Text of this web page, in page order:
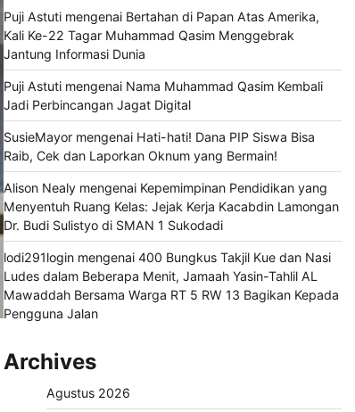
Puji Astutimengenai Bertahan di Papan Atas Amerika,
Kali Ke-22 Tagar Muhammad Qasim Menggebrak
Jantung Informasi Dunia
Puji Astutimengenai Nama Muhammad Qasim Kembali
Jadi Perbincangan Jagat Digital
SusieMayormengenai Hati-hati! Dana PIP Siswa Bisa
Raib, Cek dan Laporkan Oknum yang Bermain!
Alison Nealymengenai Kepemimpinan Pendidikan yang
Menyentuh Ruang Kelas: Jejak Kerja Kacabdin Lamongan
Dr. Budi Sulistyo di SMAN 1 Sukodadi
lodi291loginmengenai 400 Bungkus Takjil Kue dan Nasi
Ludes dalam Beberapa Menit, Jamaah Yasin-Tahlil AL
Mawaddah Bersama Warga RT 5 RW 13 Bagikan Kepada
Pengguna Jalan
Archives
Agustus 2026